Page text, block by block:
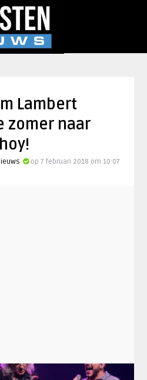
Lambert
zomer naar
op 7 februari 2018 om 10:07